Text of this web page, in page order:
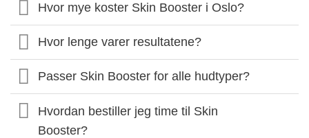
Hvor mye koster Skin Booster i Oslo?
Hvor lenge varer resultatene?
Passer Skin Booster for alle hudtyper?
Hvordan bestiller jeg time til Skin
Booster?